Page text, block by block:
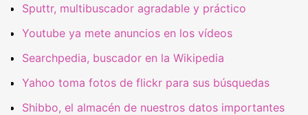
Sputtr, multibuscador agradable y práctico
Youtube ya mete anuncios en los vídeos
Searchpedia, buscador en la Wikipedia
Yahoo toma fotos de flickr para sus búsquedas
Shibbo, el almacén de nuestros datos importantes